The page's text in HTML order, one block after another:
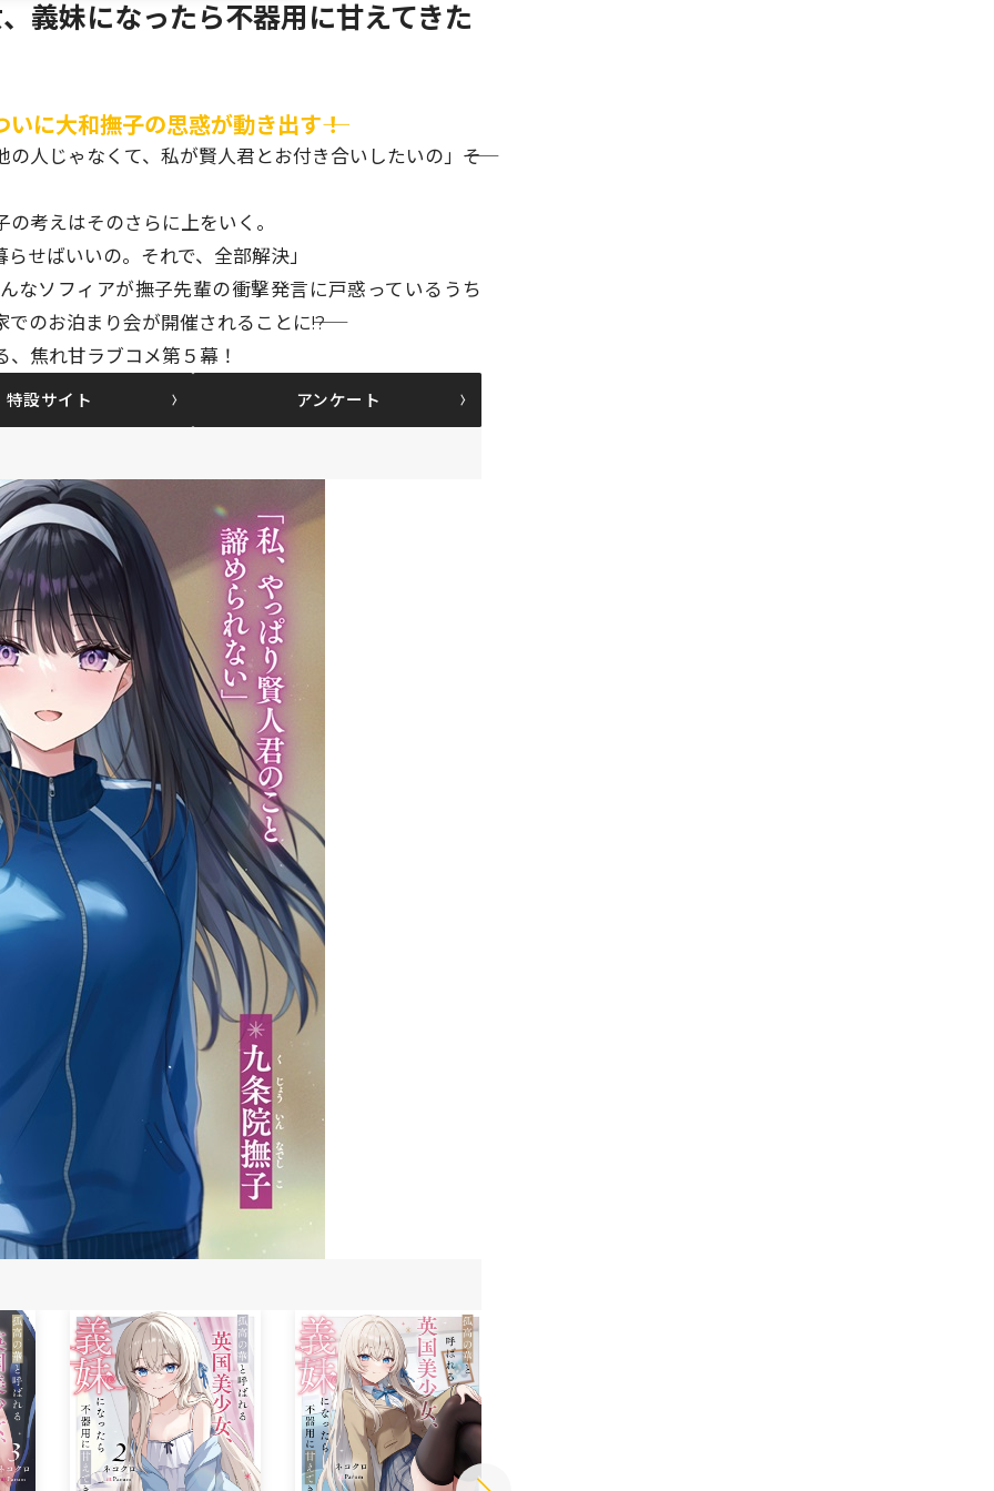
義妹になったら不器用に甘えてきた
に大和撫子の思惑が動き出す――！
人じゃなくて、私が賢人君とお付き合いしたいの」――そ
考えはそのさらに上をいく。
せばいいの。それで、全部解決」
なソフィアが撫子先輩の衝撃発言に戸惑っているうち
のお泊まり会が開催されることに――!?
焦れ甘ラブコメ第５幕！
特設サイト アンケート